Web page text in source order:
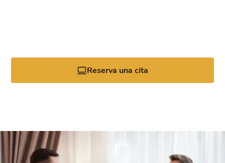
Reserva una cita